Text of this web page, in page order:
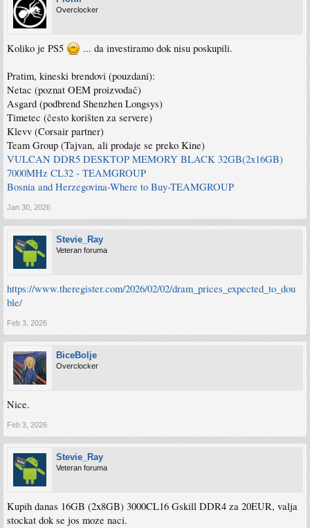
Overclocker
Koliko je PS5 ... da investiramo dok nisu poskupili.
Pratim, kineski brendovi (pouzdani):
Netac (poznat OEM proizvođač)
Asgard (podbrend Shenzhen Longsys)
Timetec (često korišten za servere)
Klevv (Corsair partner)
Team Group (Tajvan, ali prodaje se preko Kine)
VULCAN DDR5 DESKTOP MEMORY BLACK 32GB(2x16GB)
7000MHz CL32 - TEAMGROUP
Bosnia and Herzegovina-Where to Buy-TEAMGROUP
Jan 30, 2026
Stevie_Ray
Veteran foruma
https://www.theregister.com/2026/02/02/dram_prices_expected_to_dou
ble/
Feb 3, 2026
BiceBolje
Overclocker
Nice.
Feb 3, 2026
Stevie_Ray
Veteran foruma
Kupih danas 16GB (2x8GB) 3000CL16 Gskill DDR4 za 20EUR, valja
stockat dok se jos moze naci.